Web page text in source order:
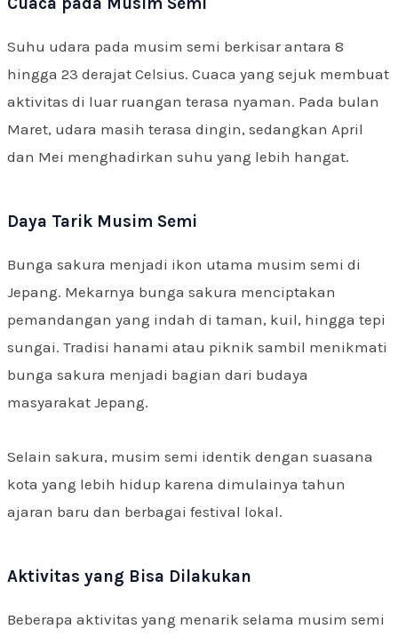
Cuaca pada Musim Semi
Suhu udara pada musim semi berkisar antara 8
hingga 23 derajat Celsius. Cuaca yang sejuk membuat
aktivitas di luar ruangan terasa nyaman. Pada bulan
Maret, udara masih terasa dingin, sedangkan April
dan Mei menghadirkan suhu yang lebih hangat.
Daya Tarik Musim Semi
Bunga sakura menjadi ikon utama musim semi di
Jepang. Mekarnya bunga sakura menciptakan
pemandangan yang indah di taman, kuil, hingga tepi
sungai. Tradisi hanami atau piknik sambil menikmati
bunga sakura menjadi bagian dari budaya
masyarakat Jepang.
Selain sakura, musim semi identik dengan suasana
kota yang lebih hidup karena dimulainya tahun
ajaran baru dan berbagai festival lokal.
Aktivitas yang Bisa Dilakukan
Beberapa aktivitas yang menarik selama musim semi